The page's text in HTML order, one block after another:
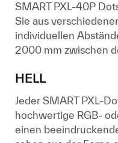
SMART PXL-40P
Sie aus
individuellen
2000 mm zwischen
HELL
Jeder SMART PXL-
hochwertige RGB-
einen